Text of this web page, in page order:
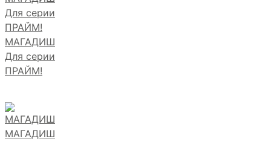
МАГАДИШ
Для серии
ПРАЙМ!
МАГАДИШ